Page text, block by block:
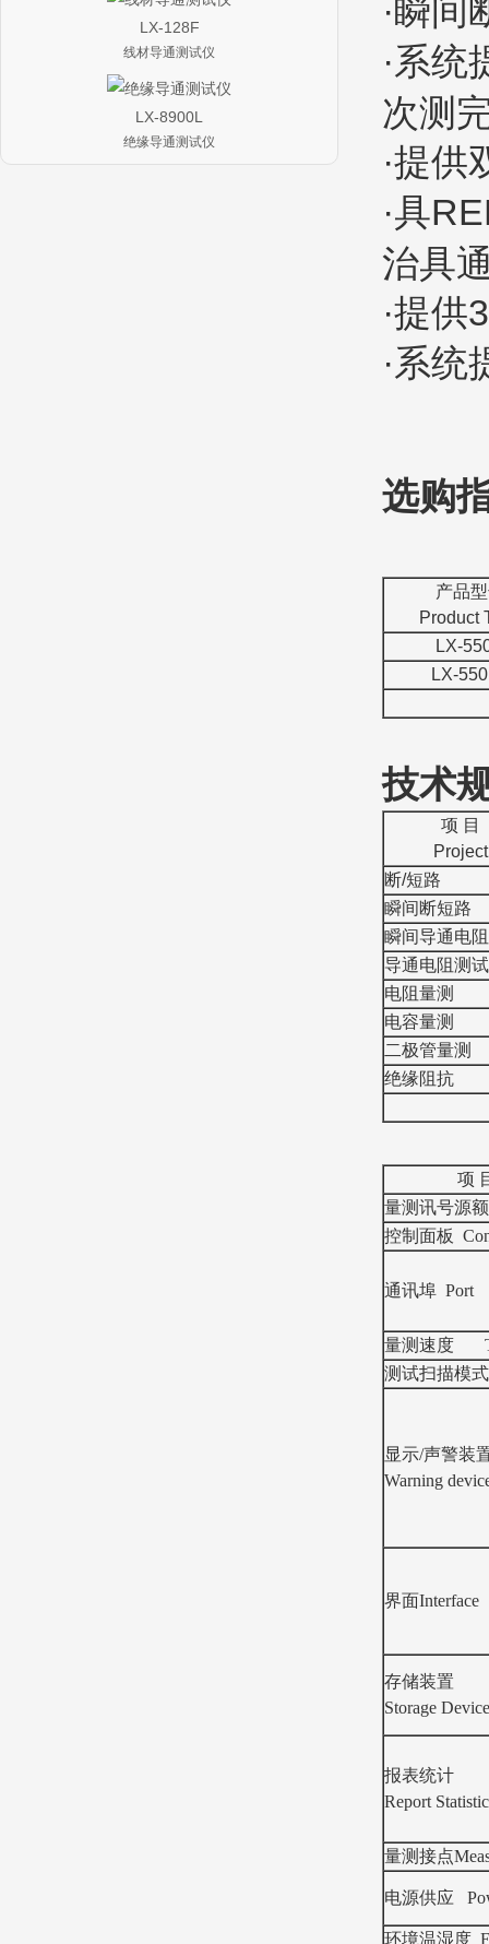
LX-128F
线材导通测试仪
LX-8900L
绝缘导通测试仪
·瞬间
·系
次测
·提
·具
治具
·提
·系统
选购
产品
Product
LX-
LX-
技术
项 目
Project
断/短路
瞬间断短路
瞬间导通电
导通电阻测试
电阻量测
电容量测
二极管量测
绝缘阻抗
项
量测讯号源
控制面板
通讯埠 Port
量测速度
测试扫描模
显示/声警装
Warning
界面Interface
存储装置
Storage
报表统计
Report
量测接点
电源供应
环境温湿度